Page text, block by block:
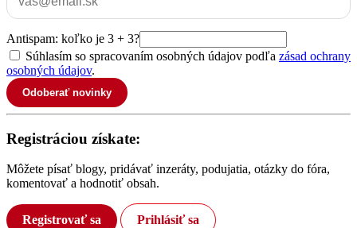
Antispam: koľko je 3 + 3?
Súhlasím so spracovaním osobných údajov podľa zásad ochrany
osobných údajov.
Odoberať novinky
Registráciou získate:
Môžete písať blogy, pridávať inzeráty, podujatia, otázky do fóra,
komentovať a hodnotiť obsah.
Registrovať sa Prihlásiť sa